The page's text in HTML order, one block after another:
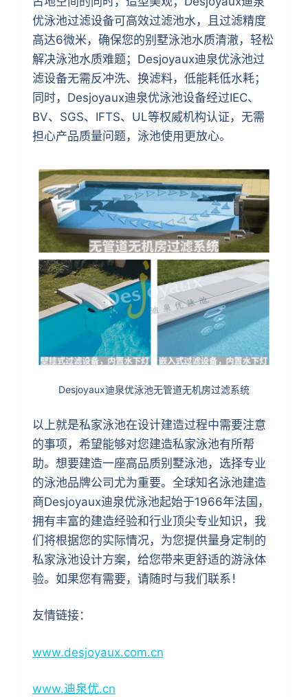
优泳池过滤设备可高效过滤池水，且过滤精度
高达6微米，确保您的别墅泳池水质清澈，轻松
解决泳池水质难题；Desjoyaux迪泉优泳池过
滤设备无需反冲洗、换滤料，低能耗低水耗；
同时，Desjoyaux迪泉优泳池设备经过IEC、
BV、SGS、IFTS、UL等权威机构认证，无需
担心产品质量问题，泳池使用更放心。
Desjoyaux迪泉优泳池无管道无机房过滤系统
以上就是私家泳池在设计建造过程中需要注意
的事项，希望能够对您建造私家泳池有所帮
助。想要建造一座高品质别墅泳池，选择专业
的泳池品牌公司尤为重要。全球知名泳池建造
商Desjoyaux迪泉优泳池起始于1966年法国，
拥有丰富的建造经验和行业顶尖专业知识，我
们将根据您的实际情况，为您提供量身定制的
私家泳池设计方案，给您带来更舒适的游泳体
验。如果您有需要，请随时与我们联系！
友情链接：
www.desjoyaux.com.cn
www.迪泉优.cn